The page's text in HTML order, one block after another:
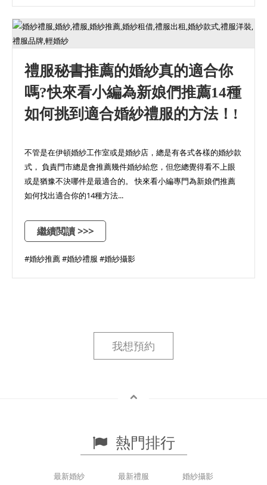
禮服秘書推薦的婚紗真的適合你
嗎?快來看小編為新娘們推薦14種
如何挑到適合婚紗禮服的方法！!
不管是在伊頓婚紗工作室或是婚紗店，總是有各式各樣的婚紗款
式， 負責門市總是會推薦幾件婚紗給您，但您總覺得看不上眼
或是猶豫不決哪件是最適合的。 快來看小編專門為新娘們推薦
如何找出適合你的14種方法...
繼續閲讀 >>>
#婚紗推薦 #婚紗禮服 #婚紗攝影
我想預約
熱門排行
最新婚紗 最新禮服 婚紗攝影